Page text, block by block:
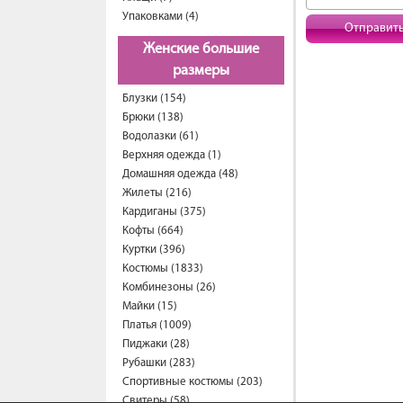
Упаковками (4)
Женские большие
размеры
Блузки (154)
Брюки (138)
Водолазки (61)
Верхняя одежда (1)
Домашняя одежда (48)
Жилеты (216)
Кардиганы (375)
Кофты (664)
Куртки (396)
Костюмы (1833)
Комбинезоны (26)
Майки (15)
Платья (1009)
Пиджаки (28)
Рубашки (283)
Спортивные костюмы (203)